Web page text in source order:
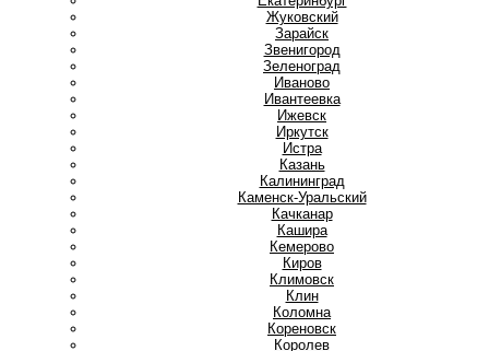
Жуковский
Зарайск
Звенигород
Зеленоград
Иваново
Ивантеевка
Ижевск
Иркутск
Истра
Казань
Калининград
Каменск-Уральский
Качканар
Кашира
Кемерово
Киров
Климовск
Клин
Коломна
Кореновск
Королев